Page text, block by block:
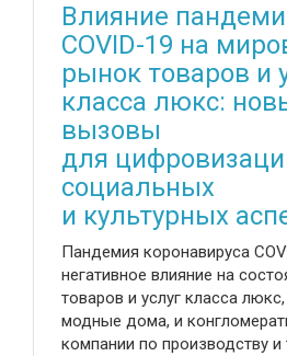
Влияние
COVID-19 на
рынок товаров и
класса люкс:
вызовы
для
социальных
и культурных
Пандемия коронавируса
негативное влияние на
товаров и услуг класса
модные дома, и
компании по производству и